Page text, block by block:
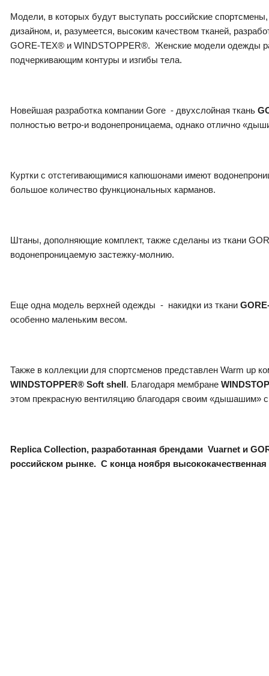
Модели, в которых будут выступать российские
дизайном, и, разумеется, высоким качеством тканей,
GORE-TEX® и WINDSTOPPER®. Женские модели одежды
подчеркивающим контуры и изгибы тела.
Новейшая разработка компании Gore - двухслойная ткань
полностью ветро-и водонепроницаема, однако отлично
Куртки с отстегивающимися капюшонами имеют
большое количество функциональных карманов.
Штаны, дополняющие комплект, также сделаны из ткани
водонепроницаемую застежку-молнию.
Еще одна модель верхней одежды - накидки из ткани
особенно маленьким весом.
Также в коллекции для спортсменов представлен Warm up
WINDSTOPPER® Soft shell . Благодаря мембране
этом прекрасную вентиляцию благодаря своим «дышашим»
Replica Collection, разработанная брендами Vuarnet и
российском рынке. С концаноября высококачественная